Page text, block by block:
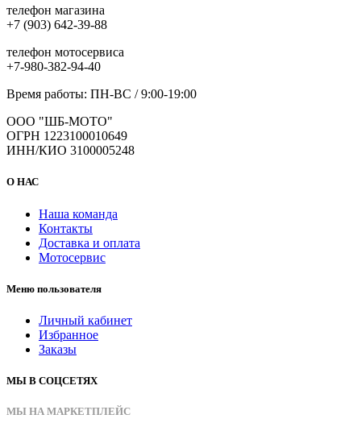
телефон магазина
+7 (903) 642-39-88
телефон мотосервиса
+7-980-382-94-40
Время работы: ПН-ВС / 9:00-19:00
ООО "ШБ-МОТО"
ОГРН 1223100010649
ИНН/КИО 3100005248
О НАС
Наша команда
Контакты
Доставка и оплата
Мотосервис
Меню пользователя
Личный кабинет
Избранное
Заказы
МЫ В СОЦСЕТЯХ
МЫ НА МАРКЕТПЛЕЙС